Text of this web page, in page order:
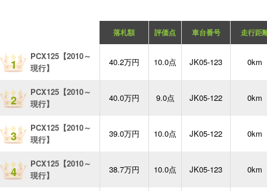
落札額 評価点 車台番号 走行距
1
PCX125【2010～
現行】
40.2万円 10.0点 JK05-123 0km
2
PCX125【2010～
現行】
40.0万円 9.0点 JK05-122 0km
3
PCX125【2010～
現行】
39.0万円 10.0点 JK05-122 0km
4
PCX125【2010～
現行】
38.7万円 10.0点 JK05-123 0km